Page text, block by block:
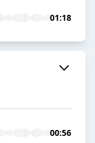
01:18
00:56